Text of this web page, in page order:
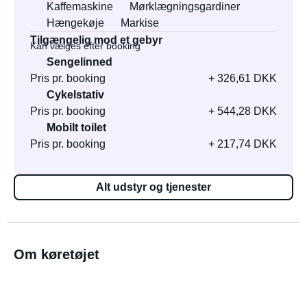
Kaffemaskine
Mørklægningsgardiner
Hængekøje
Markise
Tilgængelig mod et gebyr
Kan vælges efter booking
Sengelinned
Pris pr. booking
+ 326,61 DKK
Cykelstativ
Pris pr. booking
+ 544,28 DKK
Mobilt toilet
Pris pr. booking
+ 217,74 DKK
Alt udstyr og tjenester
Om køretøjet